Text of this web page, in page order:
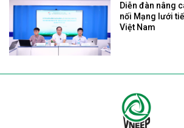
Diễn đàn nâng
nối Mạng lưới
Việt Nam